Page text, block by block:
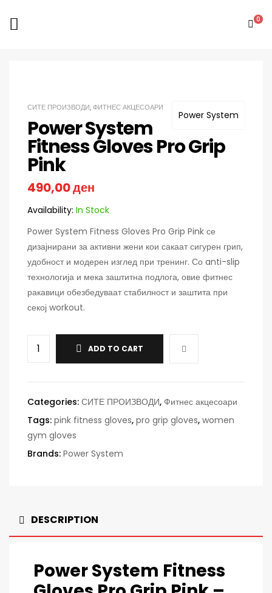
0
Power System
СИТЕ ПРОИЗВОДИ,ФИТНЕС АКЦЕСОАРИ
Power System
Fitness Gloves Pro Grip
Pink
490,00ден
Availability: In Stock
Power System Fitness Gloves Pro Grip Pink се
дизајнирани за активни жени кои сакаат сигурен грип,
удобност и модерен изглед при тренинг. Со anti-slip
технологија и мека заштитна подлога, овие фитнес
ракавици обезбедуваат стабилност и заштита при
секој workout.
ADD TO CART
Categories: СИТЕ ПРОИЗВОДИ, Фитнес акцесоари
Tags: pink fitness gloves, pro grip gloves, women
gym gloves
Brands: Power System
DESCRIPTION
Power System Fitness